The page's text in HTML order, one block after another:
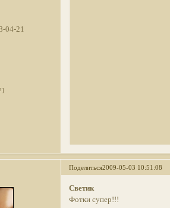
04-21
Поделиться2009-05-03 10:51:08
Светик
Фотки супер!!!